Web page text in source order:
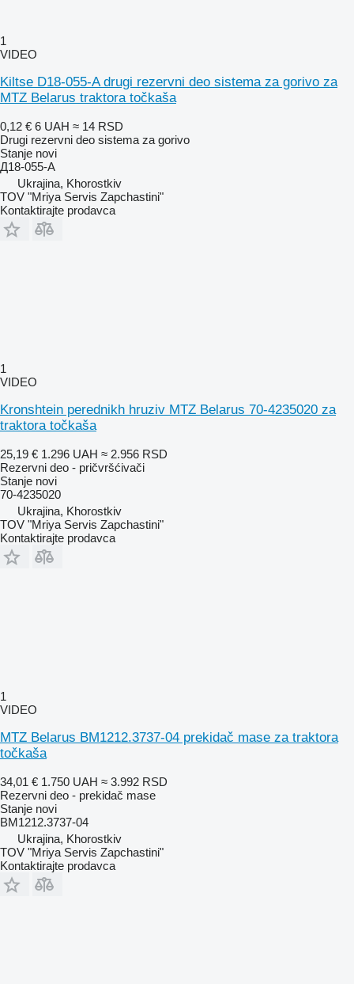
1
VIDEO
Kiltse D18-055-A drugi rezervni deo sistema za gorivo za
MTZ Belarus traktora točkaša
0,12 € 6 UAH ≈ 14 RSD
Drugi rezervni deo sistema za gorivo
Stanje novi
Д18-055-А
Ukrajina, Khorostkiv
TOV "Mriya Servis Zapchastini"
Kontaktirajte prodavca
1
VIDEO
Kronshtein perednikh hruziv MTZ Belarus 70-4235020 za
traktora točkaša
25,19 € 1.296 UAH ≈ 2.956 RSD
Rezervni deo - pričvršćivači
Stanje novi
70-4235020
Ukrajina, Khorostkiv
TOV "Mriya Servis Zapchastini"
Kontaktirajte prodavca
1
VIDEO
MTZ Belarus BM1212.3737-04 prekidač mase za traktora
točkaša
34,01 € 1.750 UAH ≈ 3.992 RSD
Rezervni deo - prekidač mase
Stanje novi
BM1212.3737-04
Ukrajina, Khorostkiv
TOV "Mriya Servis Zapchastini"
Kontaktirajte prodavca